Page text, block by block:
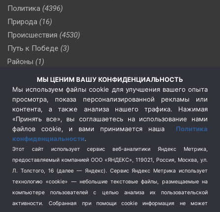
Политика (4396)
Природа (16)
Происшествия (4530)
Путь к Победе (3)
Районы (1)
(510)
Сельское хозяйство (3)
Социальная политика
(3)
Спецоперация в Украине
Спецоперация на Украине
(404)
Спорт (740)
Терроризм (1)
Транспорт (262)
Туризм (178)
Флот (76)
МЫ ЦЕНИМ ВАШУ КОНФИДЕНЦИАЛЬНОСТЬ
Мы используем файлы cookie для улучшения вашего опыта
просмотра, показа персонализированной рекламы или
контента, а также анализа нашего трафика. Нажимая
«Принять все», вы соглашаетесь на использование нами
файлов cookie, и вами принимается наша Политика
конфиденциальности.
Этот сайт использует сервис веб-аналитики Яндекс Метрика,
предоставляемый компанией ООО «ЯНДЕКС», 119021, Россия, Москва, ул.
Л. Толстого, 16 (далее — Яндекс). Сервис Яндекс Метрика использует
технологию «cookie» — небольшие текстовые файлы, размещаемые на
компьютере пользователей с целью анализа их пользовательской
активности.
Собранная при помощи cookie информация не может